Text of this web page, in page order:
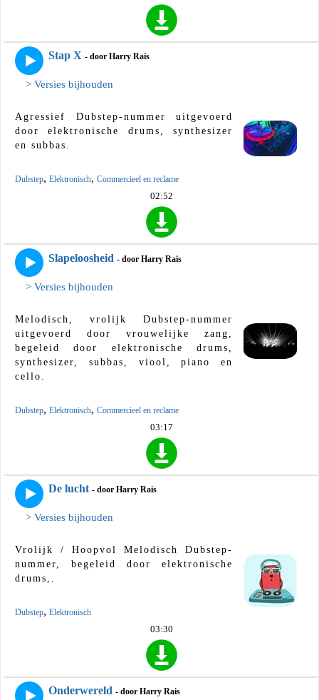
Stap X - door Harry Rais
> Versies bijhouden
Agressief Dubstep-nummer uitgevoerd
door elektronische drums, synthesizer
en subbas.
Dubstep, Elektronisch, Commercieel en reclame
02:52
Slapeloosheid - door Harry Rais
> Versies bijhouden
Melodisch, vrolijk Dubstep-nummer
uitgevoerd door vrouwelijke zang,
begeleid door elektronische drums,
synthesizer, subbas, viool, piano en
cello.
Dubstep, Elektronisch, Commercieel en reclame
03:17
De lucht - door Harry Rais
> Versies bijhouden
Vrolijk / Hoopvol Melodisch Dubstep-
nummer, begeleid door elektronische
drums,.
Dubstep, Elektronisch
03:30
Onderwereld - door Harry Rais